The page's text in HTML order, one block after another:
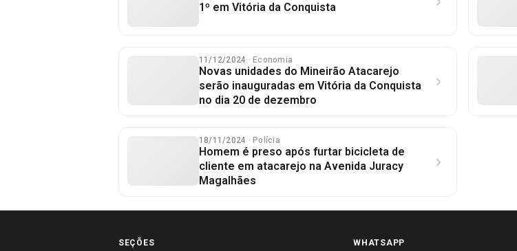
1º em Vitória da Conquista
11/12/2024 · Economia
Novas unidades do Mineirão Atacarejo
serão inauguradas em Vitória da Conquista
no dia 20 de dezembro
18/11/2024 · Polícia
Homem é preso após furtar bicicleta de
cliente em atacarejo na Avenida Juracy
Magalhães
SEÇÕES WHATSAPP